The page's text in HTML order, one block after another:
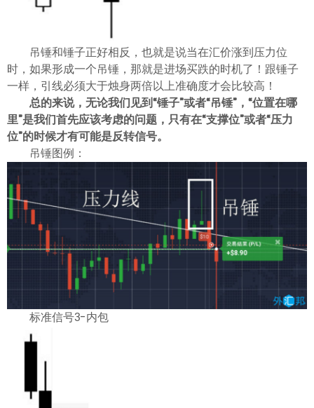
吊锤和锤子正好相反，也就是说当在汇价涨到压力位
时，如果形成一个吊锤，那就是进场买跌的时机了！跟锤子
一样，引线必须大于烛身两倍以上准确度才会比较高！
总的来说，无论我们见到“锤子”或者“吊锤”，“位置在哪
里”是我们首先应该考虑的问题，只有在“支撑位”或者“压力
位”的时候才有可能是反转信号。
吊锤图例：
标准信号3-内包